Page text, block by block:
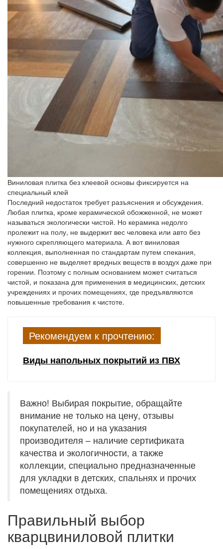
Виниловая плитка без клеевой основы фиксируется на
специальный клей
Последний недостаток требует разъяснения и обсуждения.
Любая плитка, кроме керамической обожженной, не может
называться экологически чистой. Но керамика недолго
пролежит на полу, не выдержит вес человека или авто без
нужного скрепляющего материала. А вот виниловая
коллекция, выполненная по стандартам путем спекания,
совершенно не выделяет вредных веществ в воздух даже при
горении. Поэтому с полным основанием может считаться
чистой, и показана для применения в медицинских, детских
учреждениях и прочих помещениях, где предъявляются
повышенные требования к чистоте.
Рекомендуем к прочтению:
Виды напольных покрытий из ПВХ
Важно! Выбирая покрытие, обращайте
внимание не только на цену, отзывы
покупателей, но и на указания
производителя – наличие сертификата
качества и экологичности, а также
коллекции, специально предназначенные
для укладки в детских, спальнях и прочих
помещениях отдыха.
Правильный выбор
кварцвиниловой плитки